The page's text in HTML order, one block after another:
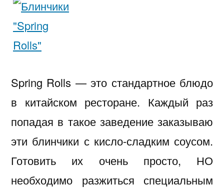
Spring Rolls — это стандартное блюдо
в китайском ресторане. Каждый раз
попадая в такое заведение заказываю
эти блинчики с кисло-сладким соусом.
Готовить их очень просто, НО
необходимо разжиться специальным